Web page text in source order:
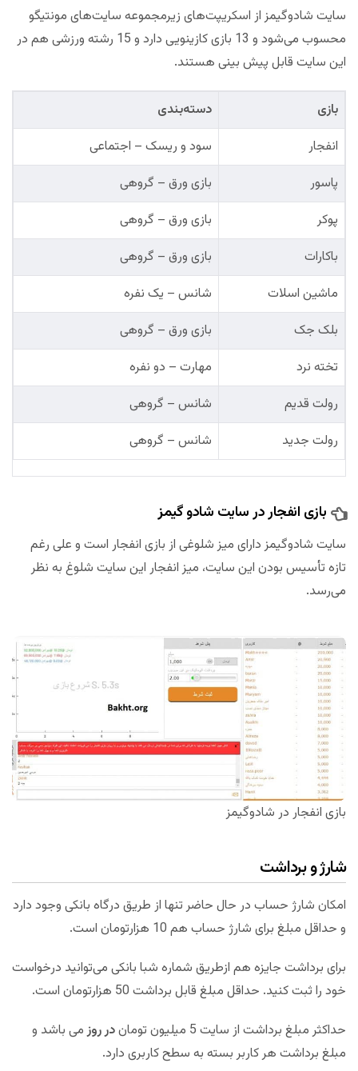
سایت شادوگیمز از اسکریپت‌های زیرمجموعه سایت‌های مونتیگو
محسوب می‌شود و 13 بازی کازینویی دارد و 15 رشته ورزشی هم در
این سایت قابل پیش بینی هستند.
بازی
دسته‌بندی
انفجار
سود و ریسک – اجتماعی
پاسور
بازی ورق – گروهی
پوکر
بازی ورق – گروهی
باکارات
بازی ورق – گروهی
ماشین اسلات
شانس – یک نفره
بلک جک
بازی ورق – گروهی
تخته نرد
مهارت – دو نفره
رولت قدیم
شانس – گروهی
رولت جدید
شانس – گروهی
بازی انفجار در سایت شادو گیمز
سایت شادوگیمز دارای میز شلوغی از بازی انفجار است و علی رغم
تازه تأسیس بودن این سایت، میز انفجار این سایت شلوغ به نظر
می‌رسد.
بازی انفجار در شادوگیمز
شارژ و برداشت
امکان شارژ حساب در حال حاضر تنها از طریق درگاه بانکی وجود دارد
و حداقل مبلغ برای شارژ حساب هم 10 هزارتومان است.
برای برداشت جایزه هم ازطریق شماره شبا بانکی می‌توانید درخواست
خود را ثبت کنید. حداقل مبلغ قابل برداشت 50 هزارتومان است.
حداكثر مبلغ برداشت از سايت 5 میلیون تومان
در روزمى باشد و
مبلغ برداشت هر كاربر بسته به سطح كاربرى دارد.